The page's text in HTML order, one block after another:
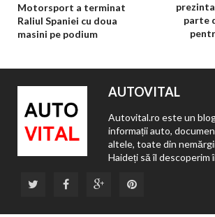
Motorsport a terminat
Raliul Spaniei cu doua
masini pe podium
parte
AUTOVITAL
Autovital.ro este un
informații auto,
altele, toate din
Haideți să îl descoperim